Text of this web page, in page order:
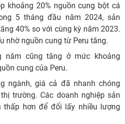
khoảng 20% nguồn cung bột cá
5 tháng đầu năm 2024, sản
40% so với cùng kỳ năm 2023.
nhờ nguồn cung từ Peru tăng.
năm cũng tăng ở mức khoảng
cung của Peru.
ngành, giá cả đã nhanh chóng
trường. Các doanh nghiệp sản
thấp hơn để đổi lấy nhiều lượng